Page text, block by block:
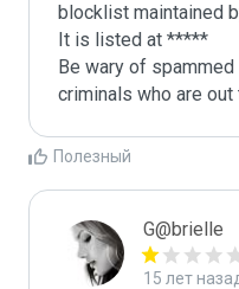
blocklist maintained
It is listed at *****
Be wary of
criminals who are out
Полезный
G@brielle
15 лет